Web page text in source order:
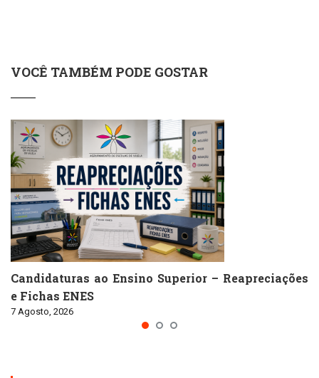
VOCÊ TAMBÉM PODE GOSTAR
Candidaturas ao Ensino Superior – Reapreciações
e Fichas ENES
7 Agosto, 2026